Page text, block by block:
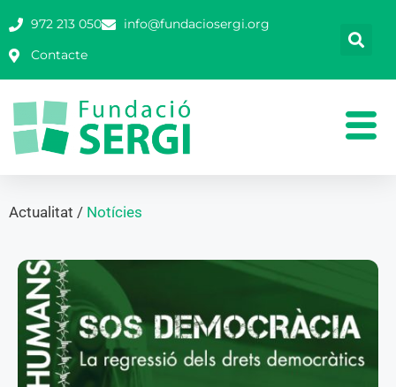
972 213 050
info@fundaciosergi.org
Contacte
Actualitat / Notícies